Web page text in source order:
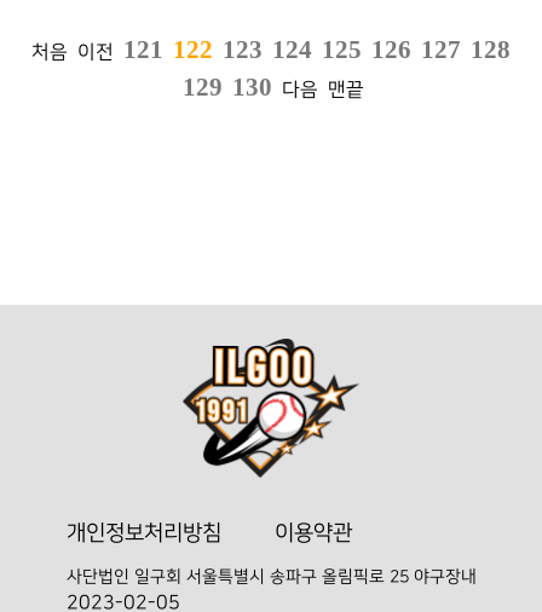
처음 이전 121 122 123 124 125 126 127 128
129 130 다음 맨끝
개인정보처리방침 이용약관
사단법인 일구회 서울특별시 송파구 올림픽로 25 야구장내
2023-02-05